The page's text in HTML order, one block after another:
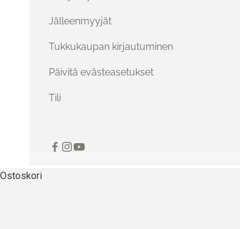
Jälleenmyyjät
Tukkukaupan kirjautuminen
Päivitä evästeasetukset
Tili
Ostoskori